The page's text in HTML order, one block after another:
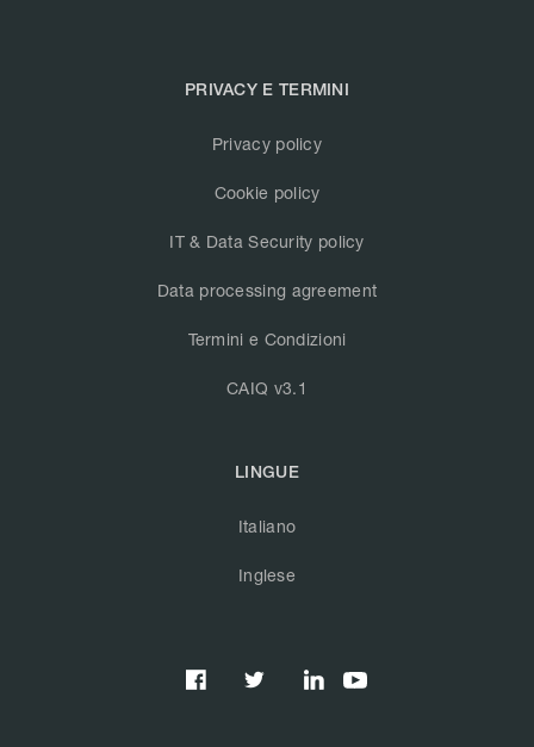
PRIVACY E TERMINI
Privacy policy
Cookie policy
IT & Data Security policy
Data processing agreement
Termini e Condizioni
CAIQ v3.1
LINGUE
Italiano
Inglese
  